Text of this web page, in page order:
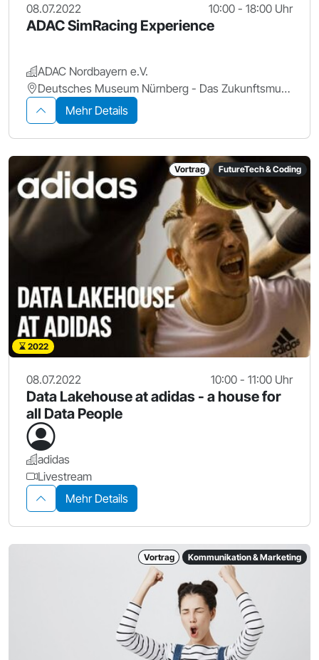
08.07.2022 10:00 - 18:00 Uhr
ADAC SimRacing Experience
ADAC Nordbayern e.V.
Deutsches Museum Nürnberg - Das Zukunftsmuseum
Mehr Details
Vortrag FutureTech & Coding
2022
08.07.2022 10:00 - 11:00 Uhr
Data Lakehouse at adidas - a house for
all Data People
adidas
Livestream
Mehr Details
Vortrag Kommunikation & Marketing